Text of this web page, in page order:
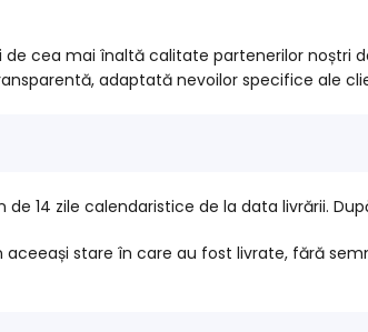
de cea mai înaltă calitate partenerilor
adaptată nevoilor specifice ale
14 zile calendaristice de la data livrării.
stare în care au fost livrate, fără